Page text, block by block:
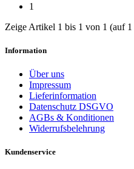
1
Zeige Artikel 1 bis 1 von 1 (auf 1
Information
Über uns
Impressum
Lieferinformation
Datenschutz DSGVO
AGBs & Konditionen
Widerrufsbelehrung
Kundenservice